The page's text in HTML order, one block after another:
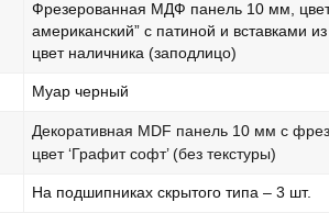
Фрезерованная МДФ панель 10 мм,
американский” с патиной и вставками
цвет наличника (заподлицо)
Муар черный
Декоративная MDF панель 10 мм с
цвет ‘Графит софт’ (без текстуры)
На подшипниках скрытого типа – 3 шт.